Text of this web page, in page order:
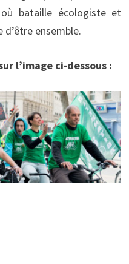
bataille écologiste et
ensemble.
l’image ci-dessous :